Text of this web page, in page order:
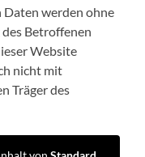
Daten werden ohne
Betroffenen
Website
nicht mit
Träger des